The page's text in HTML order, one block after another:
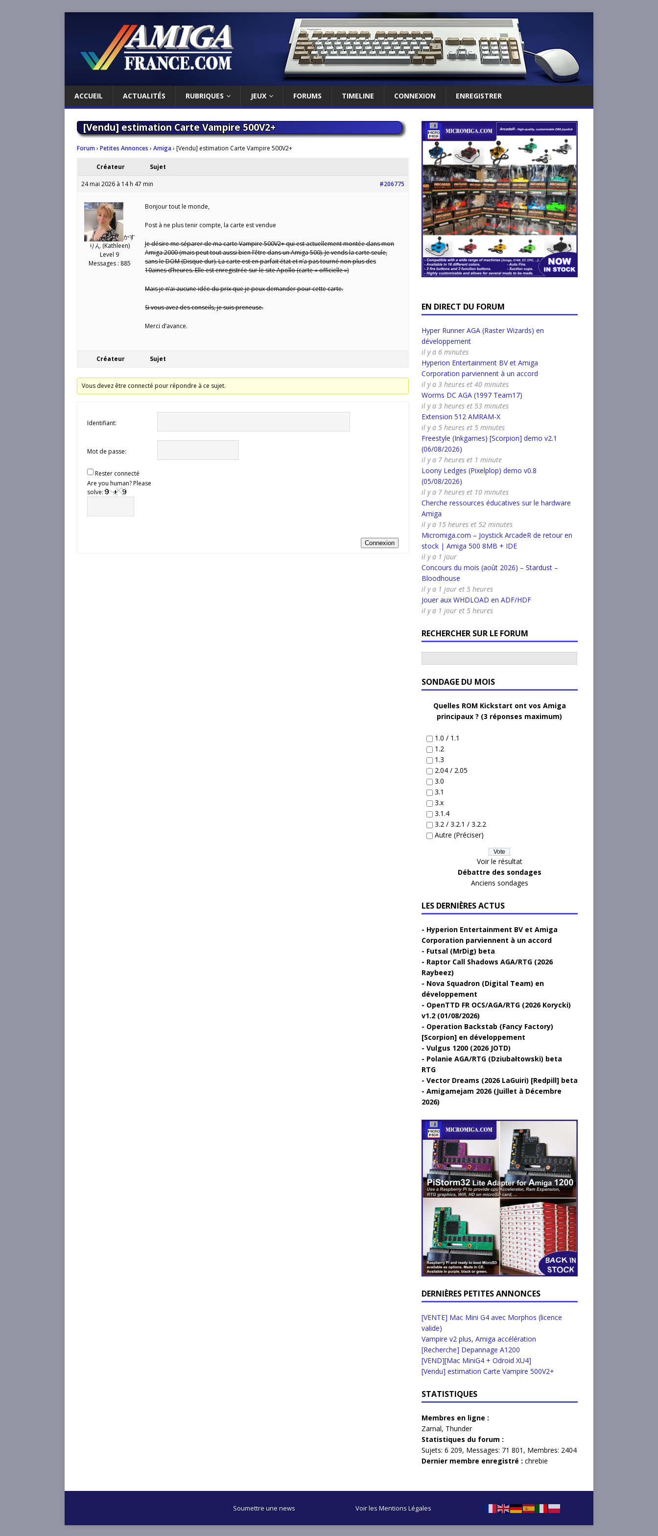
ACCUEIL ACTUALITÉS RUBRIQUES JEUX FORUMS TIMELINE CONNEXION ENREGISTRER
[Vendu] estimation Carte Vampire 500V2+
Forum› Petites Annonces › Amiga› [Vendu] estimation Carte Vampire 500V2+
Créateur Sujet
24 mai 2026 à 14 h 47 min #206775
かす
りん (Kathleen)
Level 9
Messages : 885
Bonjour tout le monde,
Post à ne plus tenir compte, la carte est vendue
Je désire me séparer de ma carte Vampire 500V2+ qui est actuellement montée dans mon
Amiga 2000 (mais peut tout aussi bien l’être dans un Amiga 500). Je vends la carte seule,
sans le DOM (Disque dur). La carte est en parfait état et n’a pas tourné non plus des
10aines d’heures. Elle est enregistrée sur le site Apollo (carte « officielle »)
Mais je n’ai aucune idée du prix que je peux demander pour cette carte.
Si vous avez des conseils, je suis preneuse.
Merci d’avance.
Créateur Sujet
Vous devez être connecté pour répondre à ce sujet.
Identifiant:
Mot de passe:
Rester connecté
Are you human? Please
solve:
Connexion
EN DIRECT DU FORUM
Hyper Runner AGA (Raster Wizards) en
développement
il y a 6 minutes
Hyperion Entertainment BV et Amiga
Corporation parviennent à un accord
il y a 3 heures et 40 minutes
Worms DC AGA (1997 Team17)
il y a 3 heures et 53 minutes
Extension 512 AMRAM-X
il y a 5 heures et 5 minutes
Freestyle (Inkgames) [Scorpion] demo v2.1
(06/08/2026)
il y a 7 heures et 1 minute
Loony Ledges (Pixelplop) demo v0.8
(05/08/2026)
il y a 7 heures et 10 minutes
Cherche ressources éducatives sur le hardware
Amiga
il y a 15 heures et 52 minutes
Micromiga.com – Joystick ArcadeR de retour en
stock | Amiga 500 8MB + IDE
il y a 1 jour
Concours du mois (août 2026) – Stardust –
Bloodhouse
il y a 1 jour et 5 heures
Jouer aux WHDLOAD en ADF/HDF
il y a 1 jour et 5 heures
RECHERCHER SUR LE FORUM
SONDAGE DU MOIS
Quelles ROM Kickstart ont vos Amiga
principaux ? (3 réponses maximum)
1.0 / 1.1
1.2
1.3
2.04 / 2.05
3.0
3.1
3.x
3.1.4
3.2 / 3.2.1 / 3.2.2
Autre (Préciser)
Voir le résultat
Débattre des sondages
Anciens sondages
LES DERNIÈRES ACTUS
Hyperion Entertainment BV et Amiga
Corporation parviennent à un accord
Futsal (MrDig) beta
Raptor Call Shadows AGA/RTG (2026
Raybeez)
Nova Squadron (Digital Team) en
développement
OpenTTD FR OCS/AGA/RTG (2026 Korycki)
v1.2 (01/08/2026)
Operation Backstab (Fancy Factory)
[Scorpion] en développement
Vulgus 1200 (2026 JOTD)
Polanie AGA/RTG (Dziubałtowski) beta
RTG
Vector Dreams (2026 LaGuiri) [Redpill] beta
Amigamejam 2026 (Juillet à Décembre
2026)
DERNIÈRES PETITES ANNONCES
[VENTE] Mac Mini G4 avec Morphos (licence
valide)
Vampire v2 plus, Amiga accélération
[Recherche] Depannage A1200
[VEND][Mac MiniG4 + Odroid XU4]
[Vendu] estimation Carte Vampire 500V2+
STATISTIQUES
Membres en ligne :
Zarnal, Thunder
Statistiques du forum :
Sujets: 6 209, Messages: 71 801, Membres: 2404
Dernier membre enregistré : chrebie
Soumettre une news Voir les Mentions Légales